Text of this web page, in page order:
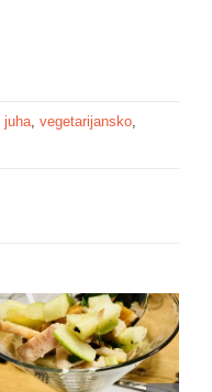
juha, vegetarijansko,